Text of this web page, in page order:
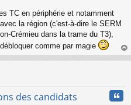
TC en périphérie et notamment
la région (c'est-à-dire le SERM
Crémieu dans la trame du T3),
comme par magie
au
des candidats